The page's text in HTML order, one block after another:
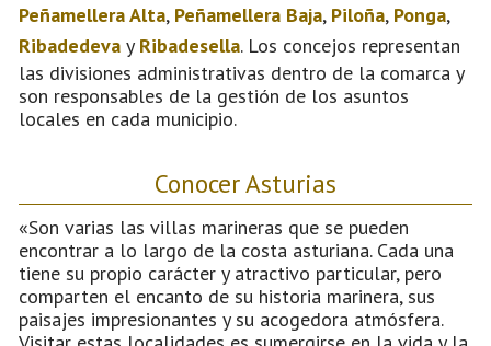
Peñamellera Alta, Peñamellera Baja, Piloña, Ponga,
Ribadedeva y Ribadesella. Los concejos representan
las divisiones administrativas dentro de la comarca y
son responsables de la gestión de los asuntos
locales en cada municipio.
Conocer Asturias
«Son varias las villas marineras que se pueden
encontrar a lo largo de la costa asturiana. Cada una
tiene su propio carácter y atractivo particular, pero
comparten el encanto de su historia marinera, sus
paisajes impresionantes y su acogedora atmósfera.